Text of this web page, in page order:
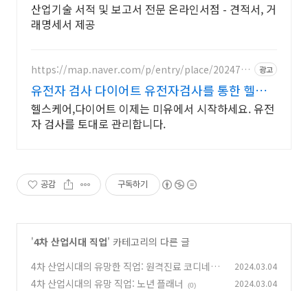
산업기술 서적 및 보고서 전문 온라인서점 - 견적서, 거
래명세서 제공
https://map.naver.com/p/entry/place/2024709
광고
유전자 검사 다이어트 유전자검사를 통한 헬스
케어
헬스케어,다이어트 이제는 미유에서 시작하세요. 유전
자 검사를 토대로 관리합니다.
공감 구독하기
'4차 산업시대 직업' 카테고리의 다른 글
4차 산업시대의 유망한 직업: 원격진료 코디네이
터 (0)
2024.03.04
4차 산업시대의 유망 직업: 노년 플래너 (0) 2024.03.04